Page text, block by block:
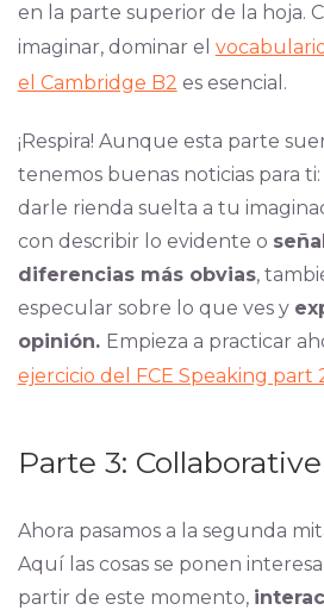
en la parte superior de la hoja.
imaginar, dominar el
el Cambridge B2 es esencial.
¡Respira! Aunque esta parte
tenemos buenas noticias para
darle rienda suelta a tu
con describir lo evidente o
diferencias más obvias,
especular sobre lo que ves y
opinión. Empieza a practicar
ejercicio del FCE Speaking part
Parte 3:
Ahora pasamos a la segunda
Aquí las cosas se ponen
partir de este momento,